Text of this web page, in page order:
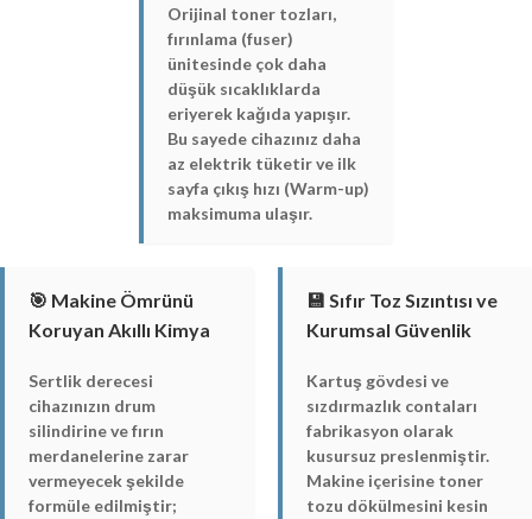
Orijinal toner tozları,
fırınlama (fuser)
ünitesinde çok daha
düşük sıcaklıklarda
eriyerek kağıda yapışır.
Bu sayede cihazınız daha
az elektrik tüketir ve ilk
sayfa çıkış hızı (Warm-up)
maksimuma ulaşır.
🎯 Makine Ömrünü
Koruyan Akıllı Kimya
Sertlik derecesi
cihazınızın drum
silindirine ve fırın
merdanelerine zarar
vermeyecek şekilde
formüle edilmiştir;
💾 Sıfır Toz Sızıntısı ve
Kurumsal Güvenlik
Kartuş gövdesi ve
sızdırmazlık contaları
fabrikasyon olarak
kusursuz preslenmiştir.
Makine içerisine toner
tozu dökülmesini kesin